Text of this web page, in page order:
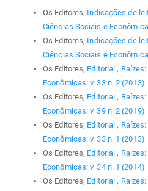
Os Editores, Indicações de
Ciências Sociais e
Os Editores, Indicações de
Ciências Sociais e
Os Editores, Editorial ,
Econômicas: v. 33 n. 2 (2013)
Os Editores, Editorial ,
Econômicas: v. 39 n. 2 (2019)
Os Editores, Editorial ,
Econômicas: v. 33 n. 1 (2013)
Os Editores, Editorial ,
Econômicas: v. 34 n. 1 (2014)
Os Editores, Editorial ,